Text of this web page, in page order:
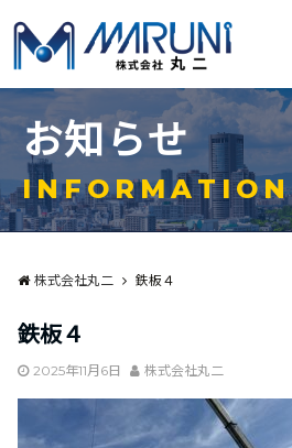
お知らせ
INFORMATION
株式会社丸二 鉄板４
鉄板４
2025年11月6日 株式会社丸二